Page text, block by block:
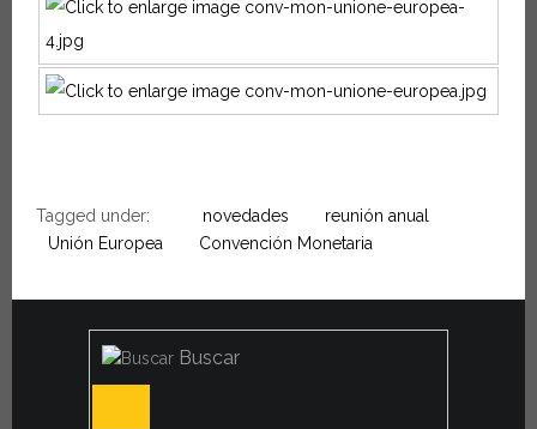
Tagged under: novedades
reunión anual
Unión Europea
Convención Monetaria
Buscar